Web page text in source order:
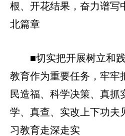
根、开花结果，奋力谱写
北篇章
■切实把开展树立和
教育作为重要任务，牢牢
民造福、科学决策、真抓
学、真查、实改上下功夫
习教育走深走实